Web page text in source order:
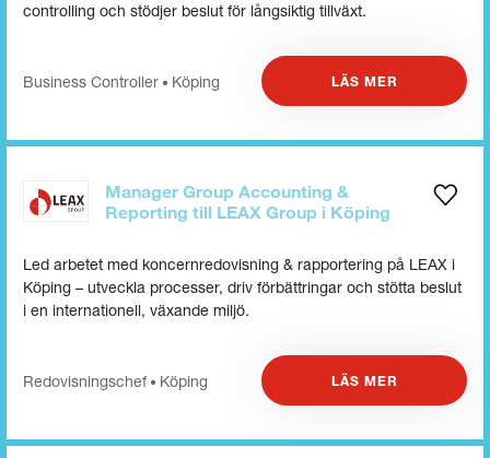
controlling och stödjer beslut för långsiktig tillväxt.
Business Controller • Köping LÄS MER
Manager Group Accounting &
Reporting till LEAX Group i Köping
Led arbetet med koncernredovisning & rapportering på LEAX i
Köping – utveckla processer, driv förbättringar och stötta beslut
i en internationell, växande miljö.
Redovisnings­chef• Köping LÄS MER